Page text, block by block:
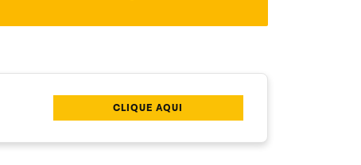
CLIQUE AQUI